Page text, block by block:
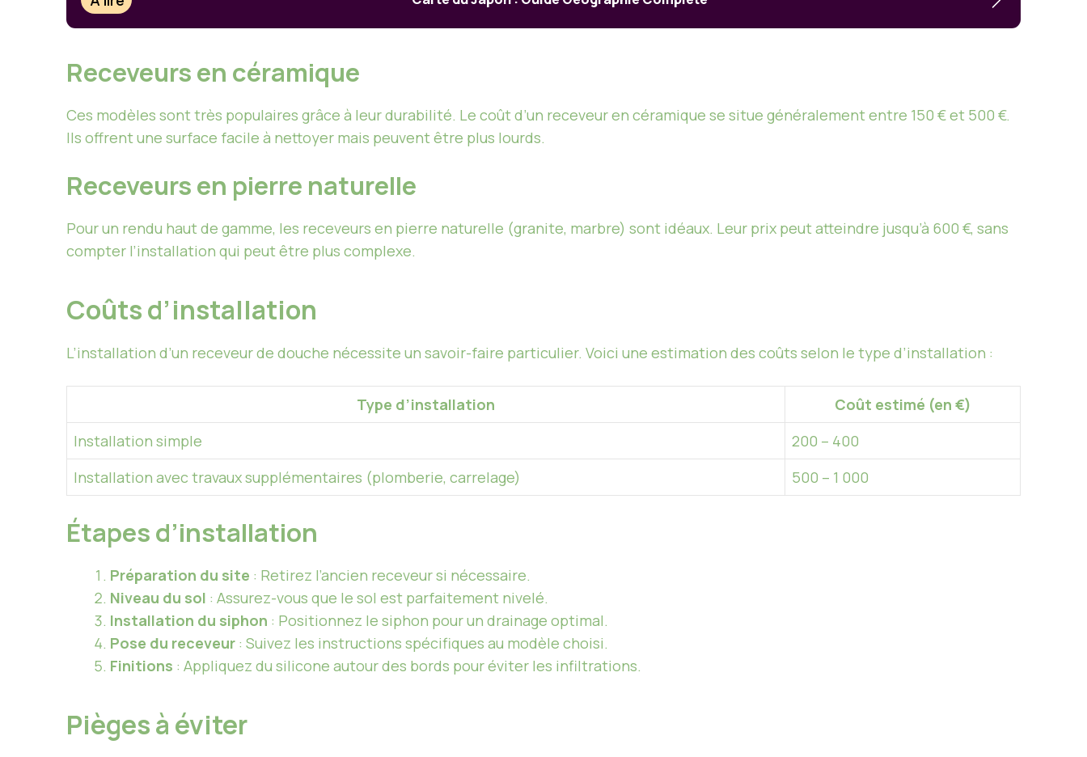
Receveurs en céramique
Ces modèles sont très populaires grâce à leur durabilité. Le coût d’un receveur en céramique se situe généralement entre 150 € et 500 €.
Ils offrent une surface facile à nettoyer mais peuvent être plus lourds.
Receveurs en pierre naturelle
Pour un rendu haut de gamme, les receveurs en pierre naturelle (granite, marbre) sont idéaux. Leur prix peut atteindre jusqu’à 600 €, sans
compter l’installation qui peut être plus complexe.
Coûts d’installation
L’installation d’un receveur de douche nécessite un savoir-faire particulier. Voici une estimation des coûts selon le type d’installation :
Type d’installation
Coût estimé (en €)
Installation simple
200 – 400
Installation avec travaux supplémentaires (plomberie, carrelage)
500 – 1 000
Étapes d’installation
Préparation du site : Retirez l’ancien receveur si nécessaire.
Niveau du sol : Assurez-vous que le sol est parfaitement nivelé.
Installation du siphon : Positionnez le siphon pour un drainage optimal.
Pose du receveur : Suivez les instructions spécifiques au modèle choisi.
Finitions : Appliquez du silicone autour des bords pour éviter les infiltrations.
Pièges à éviter